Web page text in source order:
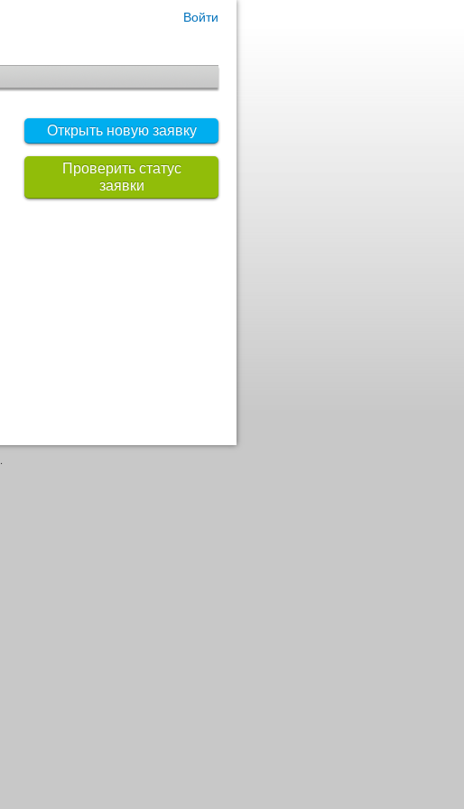
Войти
Открыть новую заявку
Проверить статус
заявки